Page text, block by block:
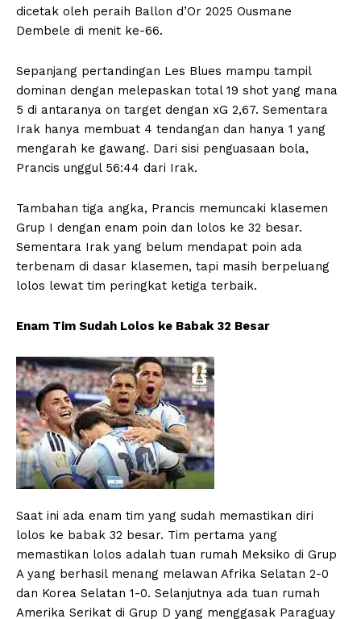
dicetak oleh peraih Ballon d’Or 2025 Ousmane
Dembele di menit ke-66.
Sepanjang pertandingan Les Blues mampu tampil
dominan dengan melepaskan total 19 shot yang mana
5 di antaranya on target dengan xG 2,67. Sementara
Irak hanya membuat 4 tendangan dan hanya 1 yang
mengarah ke gawang. Dari sisi penguasaan bola,
Prancis unggul 56:44 dari Irak.
Tambahan tiga angka, Prancis memuncaki klasemen
Grup I dengan enam poin dan lolos ke 32 besar.
Sementara Irak yang belum mendapat poin ada
terbenam di dasar klasemen, tapi masih berpeluang
lolos lewat tim peringkat ketiga terbaik.
Enam Tim Sudah Lolos ke Babak 32 Besar
Saat ini ada enam tim yang sudah memastikan diri
lolos ke babak 32 besar. Tim pertama yang
memastikan lolos adalah tuan rumah Meksiko di Grup
A yang berhasil menang melawan Afrika Selatan 2-0
dan Korea Selatan 1-0. Selanjutnya ada tuan rumah
Amerika Serikat di Grup D yang menggasak Paraguay